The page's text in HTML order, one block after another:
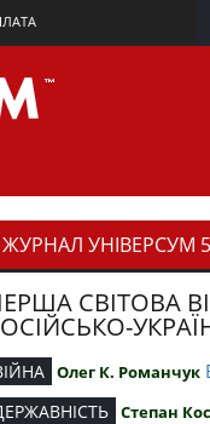
ЖУРНАЛ УНІВЕРСУМ
СВІТОВА
Олег К. Романчук
Степан